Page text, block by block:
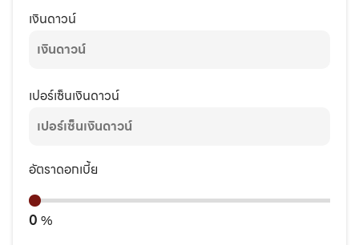
เงินดาวน์
เปอร์เซ็นเงินดาวน์
อัตราดอกเบี้ย
0 %